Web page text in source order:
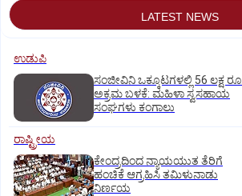
LATEST NEWS
ಉಡುಪಿ
ಸಂಜೀವಿನಿ ಒಕ್ಕೂಟಗಳಲ್ಲಿ 56 ಲಕ್ಷ ರೂ.
ಅಕ್ರಮ ಬಳಕೆ: ಮಹಿಳಾ ಸ್ವಸಹಾಯ
ಸಂಘಗಳು ಕಂಗಾಲು
ರಾಷ್ಟ್ರೀಯ
ಕೇಂದ್ರದಿಂದ ನ್ಯಾಯಯುತ ತೆರಿಗೆ
ಹಂಚಿಕೆ ಆಗ್ರಹಿಸಿ ತಮಿಳುನಾಡು
ನಿರ್ಣಯ